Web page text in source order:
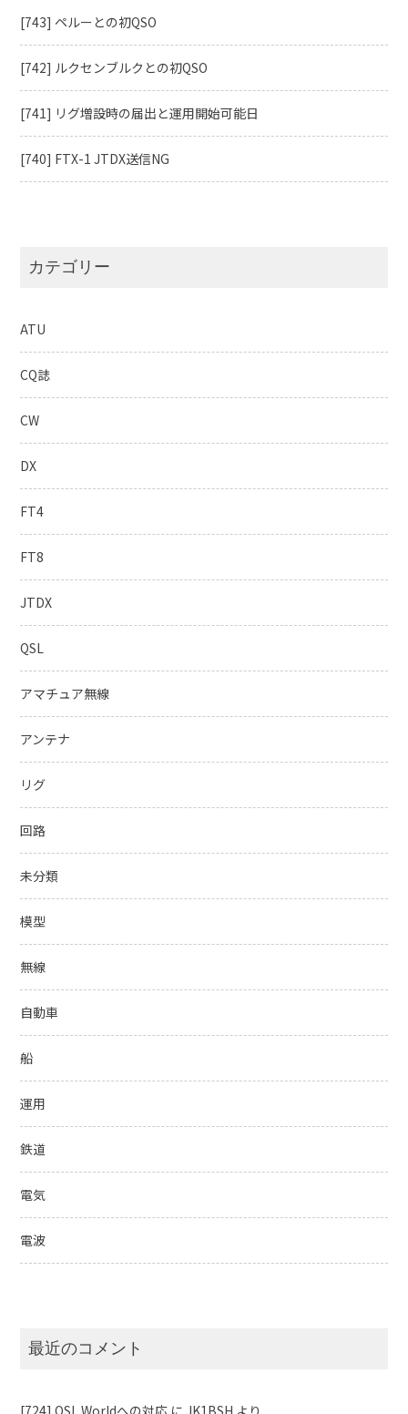
[743] ペルーとの初QSO
[742] ルクセンブルクとの初QSO
[741] リグ増設時の届出と運用開始可能日
[740] FTX-1 JTDX送信NG
カテゴリー
ATU
CQ誌
CW
DX
FT4
FT8
JTDX
QSL
アマチュア無線
アンテナ
リグ
回路
未分類
模型
無線
自動車
船
運用
鉄道
電気
電波
最近のコメント
[724] QSL Worldへの対応 に JK1BSH より